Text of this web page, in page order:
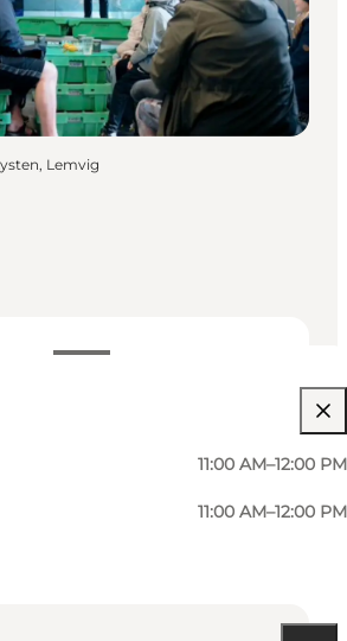
11:00 AM–12:00 PM
11:00 AM–12:00 PM
Lemvig